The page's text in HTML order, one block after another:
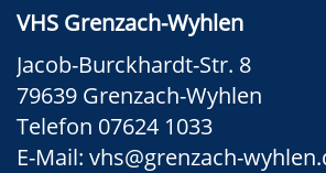
VHS Grenzach-Wyhlen
Jacob-Burckhardt-Str. 8
79639 Grenzach-Wyhlen
Telefon 07624 1033
E-Mail: vhs@grenzach-